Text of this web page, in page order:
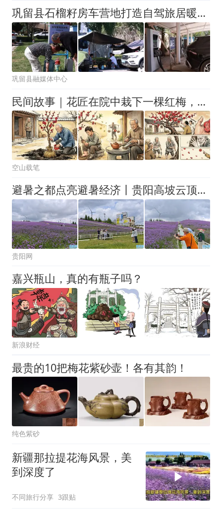
巩留县石榴籽房车营地打造自驾旅居暖心港湾
巩留县融媒体中心
民间故事｜花匠在院中栽下一棵红梅，梅花开时花瓣上全是人脸，细看之下竟是历任屋主的相貌
空山载笔
避暑之都点亮避暑经济丨贵阳高坡云顶花海迎客来
贵阳网
嘉兴瓶山，真的有瓶子吗？
新浪财经
最贵的10把梅花紫砂壶！各有其韵！
纯色紫砂
新疆那拉提花海风景，美
到深度了
不同旅行分享 3跟贴